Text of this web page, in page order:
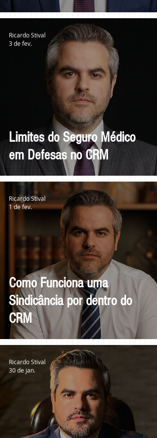
Limites do Seguro Médico
em Defesas no CRM
Ricardo Stival
3 de fev.
Como Funciona uma
Sindicância por dentro do
CRM
Ricardo Stival
1 de fev.
Ricardo Stival
30 de jan.